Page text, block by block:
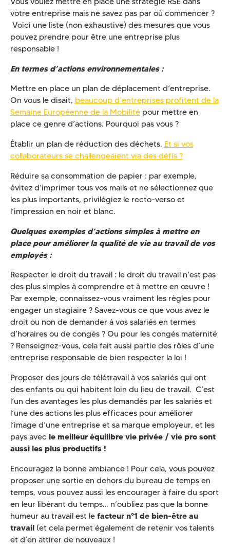
votre entreprise mais ne savez pas par où commencer ?
Voici une liste (non exhaustive) des mesures que vous
pouvez prendre pour être une entreprise plus
responsable !
En termes d’actions environnementales :
Mettre en place un plan de déplacement d’entreprise.
On vous le disait, beaucoup d’entreprises profitent de la
Semaine Européenne de la Mobilitépour mettre en
place ce genre d’actions. Pourquoi pas vous ?
Établir un plan de réduction des déchets. Et si vos
collaborateurs se challengeaient via des défis ?
Réduire sa consommation de papier : par exemple,
évitez d’imprimer tous vos mails et ne sélectionnez que
les plus importants, privilégiez le recto-verso et
l’impression en noir et blanc.
Quelques exemples d’actions simples à mettre en
place pour améliorer la qualité de vie au travail de vos
employés :
Respecter le droit du travail : le droit du travail n’est pas
des plus simples à comprendre et à mettre en œuvre !
Par exemple, connaissez-vous vraiment les règles pour
engager un stagiaire ? Savez-vous ce que vous avez le
droit ou non de demander à vos salariés en termes
d’horaires ou de congés ? Ou pour les congés maternité
? Renseignez-vous, cela fait aussi partie des rôles d’une
entreprise responsable de bien respecter la loi !
Proposer des jours de télétravail à vos salariés qui ont
des enfants ou qui habitent loin du lieu de travail. C’est
l’un des avantages les plus demandés par les salariés et
l’une des actions les plus efficaces pour améliorer
l’image d’une entreprise et sa marque employeur, et les
pays avec le meilleur équilibre vie privée / vie pro sont
aussi les plus productifs !
Encouragez la bonne ambiance ! Pour cela, vous pouvez
proposer une sortie en dehors du bureau de temps en
temps, vous pouvez aussi les encourager à faire du sport
en leur libérant du temps… n’oubliez pas que la bonne
humeur au travail est le facteur n°1 de bien-être au
travail(et cela permet également de retenir vos talents
et d’en attirer de nouveaux !